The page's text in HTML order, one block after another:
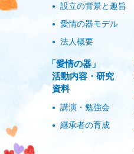
設立の背景と趣旨
愛情の器モデル
法人概要
「愛情の器」
活動内容・研究
資料
講演・勉強会
継承者の育成